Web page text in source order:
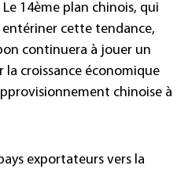
14ème plan chinois, qui
cette tendance,
continuera à jouer un
croissance économique
chinoise à
exportateurs vers la